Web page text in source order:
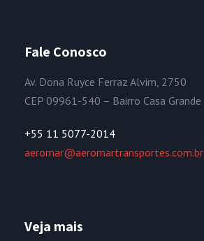
Fale Conosco
Av. Dona Ruyce Ferraz Alvim, 2750
CEP 09961-540 – Bairro Casa Grande
+55 11 5077-2014
aeromar@aeromartransportes.com.br
Veja mais